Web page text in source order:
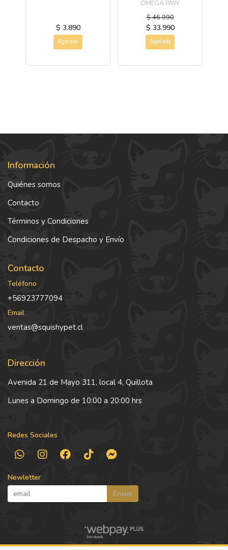
$ 3.890
Agotado
OMEGA PAW
$ 46.990
$ 33.990
Agotado
Información
Quiénes somos
Contacto
Términos y Condiciones
Condiciones de Despacho y Envío
Contacto
Teléfono
+56923777094
Email
ventas@squishypet.cl
Dirección
Avenida 21 de Mayo 311, local 4, Quillota
Lunes a Domingo de 10:00 a 20:00 hrs
Redes Sociales
Newletter
Enviar